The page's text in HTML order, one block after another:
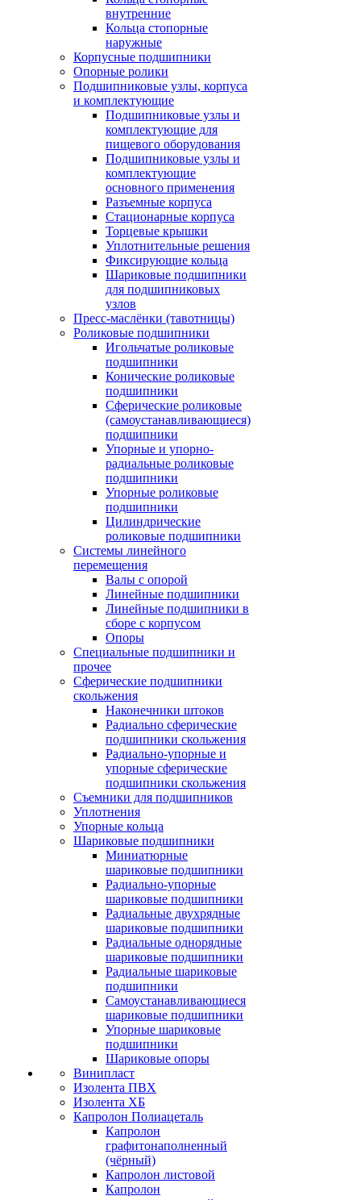
внутренние
Кольца стопорные
наружные
Корпусные подшипники
Опорные ролики
Подшипниковые узлы, корпуса
и комплектующие
Подшипниковые узлы и
комплектующие для
пищевого оборудования
Подшипниковые узлы и
комплектующие
основного применения
Разъемные корпуса
Стационарные корпуса
Торцевые крышки
Уплотнительные решения
Фиксирующие кольца
Шариковые подшипники
для подшипниковых
узлов
Пресс-маслёнки (тавотницы)
Роликовые подшипники
Игольчатые роликовые
подшипники
Конические роликовые
подшипники
Сферические роликовые
(самоустанавливающиеся)
подшипники
Упорные и упорно-
радиальные роликовые
подшипники
Упорные роликовые
подшипники
Цилиндрические
роликовые подшипники
Системы линейного
перемещения
Валы с опорой
Линейные подшипники
Линейные подшипники в
сборе с корпусом
Опоры
Специальные подшипники и
прочее
Сферические подшипники
скольжения
Наконечники штоков
Радиально сферические
подшипники скольжения
Радиально-упорные и
упорные сферические
подшипники скольжения
Съемники для подшипников
Уплотнения
Упорные кольца
Шариковые подшипники
Миниатюрные
шариковые подшипники
Радиально-упорные
шариковые подшипники
Радиальные двухрядные
шариковые подшипники
Радиальные однорядные
шариковые подшипники
Радиальные шариковые
подшипники
Самоустанавливающиеся
шариковые подшипники
Упорные шариковые
подшипники
Шариковые опоры
Винипласт
Изолента ПВХ
Изолента ХБ
Капролон Полиацеталь
Капролон
графитонаполненный
(чёрный)
Капролон листовой
Капролон